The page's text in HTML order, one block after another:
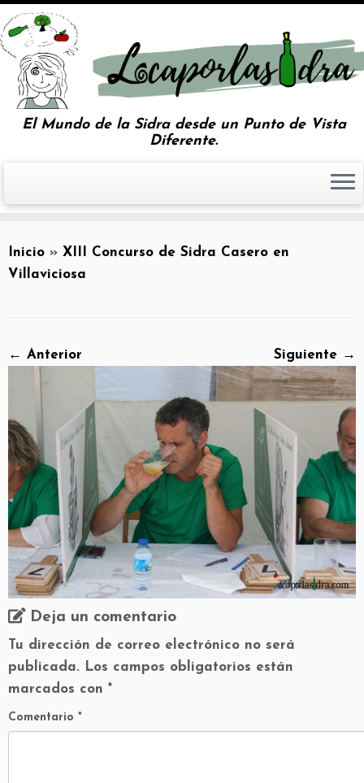
El Mundo de la Sidra desde un Punto de Vista
Diferente.
Inicio » XIII Concurso de Sidra Casero en
Villaviciosa
← Anterior Siguiente →
Deja un comentario
Tu dirección de correo electrónico no será
publicada. Los campos obligatorios están
marcados con *
Comentario *